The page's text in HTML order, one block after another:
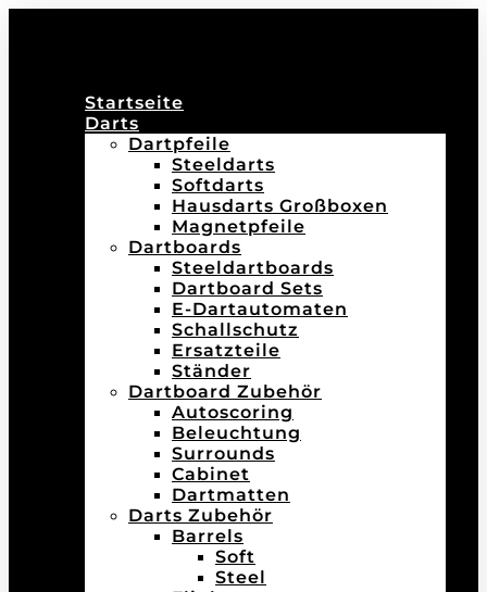
Startseite
Darts
Dartpfeile
Steeldarts
Softdarts
Hausdarts Großboxen
Magnetpfeile
Dartboards
Steeldartboards
Dartboard Sets
E-Dartautomaten
Schallschutz
Ersatzteile
Ständer
Dartboard Zubehör
Autoscoring
Beleuchtung
Surrounds
Cabinet
Dartmatten
Darts Zubehör
Barrels
Soft
Steel